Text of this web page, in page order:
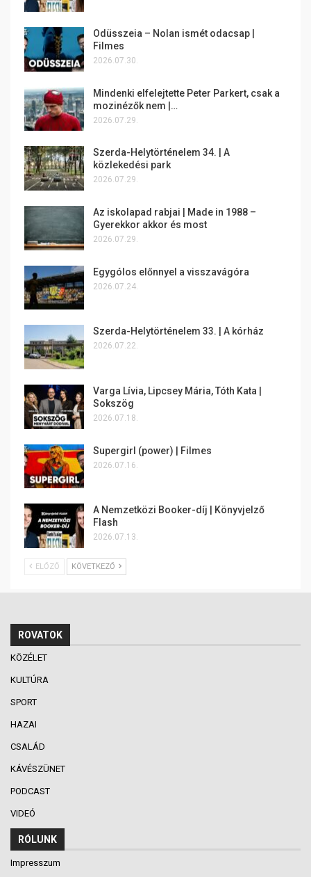
Odüsszeia – Nolan ismét odacsap |
Filmes
2026.07.30.
Mindenki elfelejtette Peter Parkert, csak a
mozinézők nem |…
2026.07.29.
Szerda-Helytörténelem 34. | A
közlekedési park
2026.07.29.
Az iskolapad rabjai | Made in 1988 –
Gyerekkor akkor és most
2026.07.29.
Egygólos előnnyel a visszavágóra
2026.07.24.
Szerda-Helytörténelem 33. | A kórház
2026.07.22.
Varga Lívia, Lipcsey Mária, Tóth Kata |
Sokszög
2026.07.18.
Supergirl (power) | Filmes
2026.07.16.
A Nemzetközi Booker-díj | Könyvjelző
Flash
2026.07.13.
ELŐZŐ KÖVETKEZŐ
ROVATOK
KÖZÉLET
KULTÚRA
SPORT
HAZAI
CSALÁD
KÁVÉSZÜNET
PODCAST
VIDEÓ
RÓLUNK
Impresszum